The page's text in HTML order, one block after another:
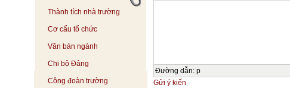
Thành tích nhà trường
Cơ cấu tổ chức
Văn bản ngành
Chi bộ Đảng
Công đoàn trường
Đường dẫn: p
Gửi ý kiến